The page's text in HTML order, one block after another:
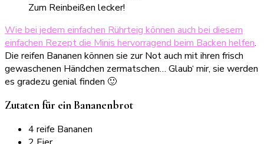
Zum Reinbeißen lecker!
Wie bei jedem einfachen Rührteig können auch bei diesem
einfachen Rezept die Minis hervorragend beim Backen helfen.
Die reifen Bananen können sie zur Not auch mit ihren frisch
gewaschenen Händchen zermatschen… Glaub‘ mir, sie werden
es gradezu genial finden 🙂
Zutaten für ein Bananenbrot
4 reife Bananen